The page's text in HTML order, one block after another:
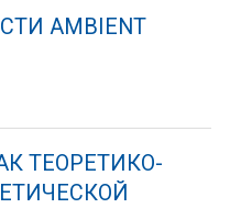
AMBIENT
ТЕОРЕТИКО-